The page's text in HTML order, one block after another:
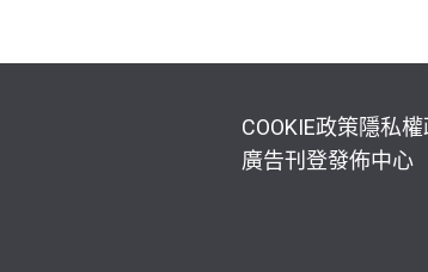
COOKIE政策隱私
廣告刊登發佈中心